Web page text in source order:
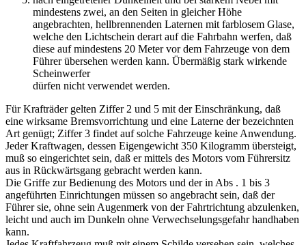
mindestens zwei, an den Seiten in gleicher Höhe
angebrachten, hellbrennenden Laternen mit farblosem Glase,
welche den Lichtschein derart auf die Fahrbahn werfen, daß
diese auf mindestens 20 Meter vor dem Fahrzeuge von dem
Führer übersehen werden kann. Übermäßig stark wirkende
Scheinwerfer
dürfen nicht verwendet werden.
Für Krafträder gelten Ziffer 2 und 5 mit der Einschränkung, daß
eine wirksame Bremsvorrichtung und eine Laterne der bezeichnten
Art genügt; Ziffer 3 findet auf solche Fahrzeuge keine Anwendung.
Jeder Kraftwagen, dessen Eigengewicht 350 Kilogramm übersteigt,
muß so eingerichtet sein, daß er mittels des Motors vom Führersitz
aus in Rückwärtsgang gebracht werden kann.
Die Griffe zur Bedienung des Motors und der in Abs . 1 bis 3
angeführten Einrichtungen müssen so angebracht sein, daß der
Führer sie, ohne sein Augenmerk von der Fahrtrichtung abzulenken,
leicht und auch im Dunkeln ohne Verwechselungsgefahr handhaben
kann.